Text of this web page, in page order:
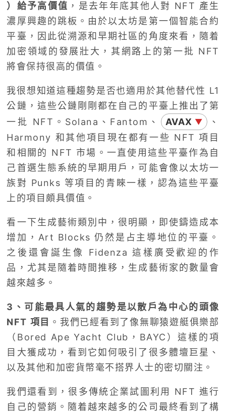
）給予高價值 ，是去年年底其他人對 NFT 產生
濃厚興趣的跳板。由於以太坊是第一個智能合約
平臺，因此從溯源和早期社區的角度來看，隨着
加密領域的發展壯大，其網路上的第一批 NFT
將會保持很高的價值。
我很想知道這種趨勢是否也適用於其他替代性 L1
公鏈，這些公鏈剛剛都在自己的平臺上推出了第
一批 NFT。Solana、Fantom、
AVAX ▼
、
Harmony 和其他項目現在都有一些 NFT 項目
和相關的 NFT 市場。一直使用這些平臺作為自
己首選生態系統的早期用戶，可能會像以太坊一
族對 Punks 等項目的青睞一樣，認為這些平臺
上的項目頗具價值。
看一下生成藝術類別中，很明顯，即使鑄造成本
增加，Art Blocks 仍然是占主導地位的平臺。
之後還會誕生像 Fidenza 這樣廣受歡迎的作
品，尤其是隨着時間推移，生成藝術家的數量會
越來越多。
3、可能最具人氣的趨勢是以散戶為中心的頭像
NFT 項目 。我們已經看到了像無聊猿遊艇俱樂部
（Bored Ape Yacht Club，BAYC）這樣的項
目大獲成功，看到它如何吸引了很多體壇巨星、
以及其他和加密貨幣毫不搭界人士的密切關注。
我們還看到，很多傳統企業試圖利用 NFT 進行
自己的營銷。隨着越來越多的公司最終看到了構